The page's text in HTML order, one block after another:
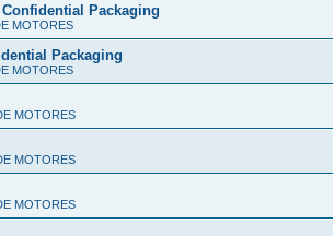
Packaging
MOTORES
Packaging
MOTORES
MOTORES
MOTORES
MOTORES